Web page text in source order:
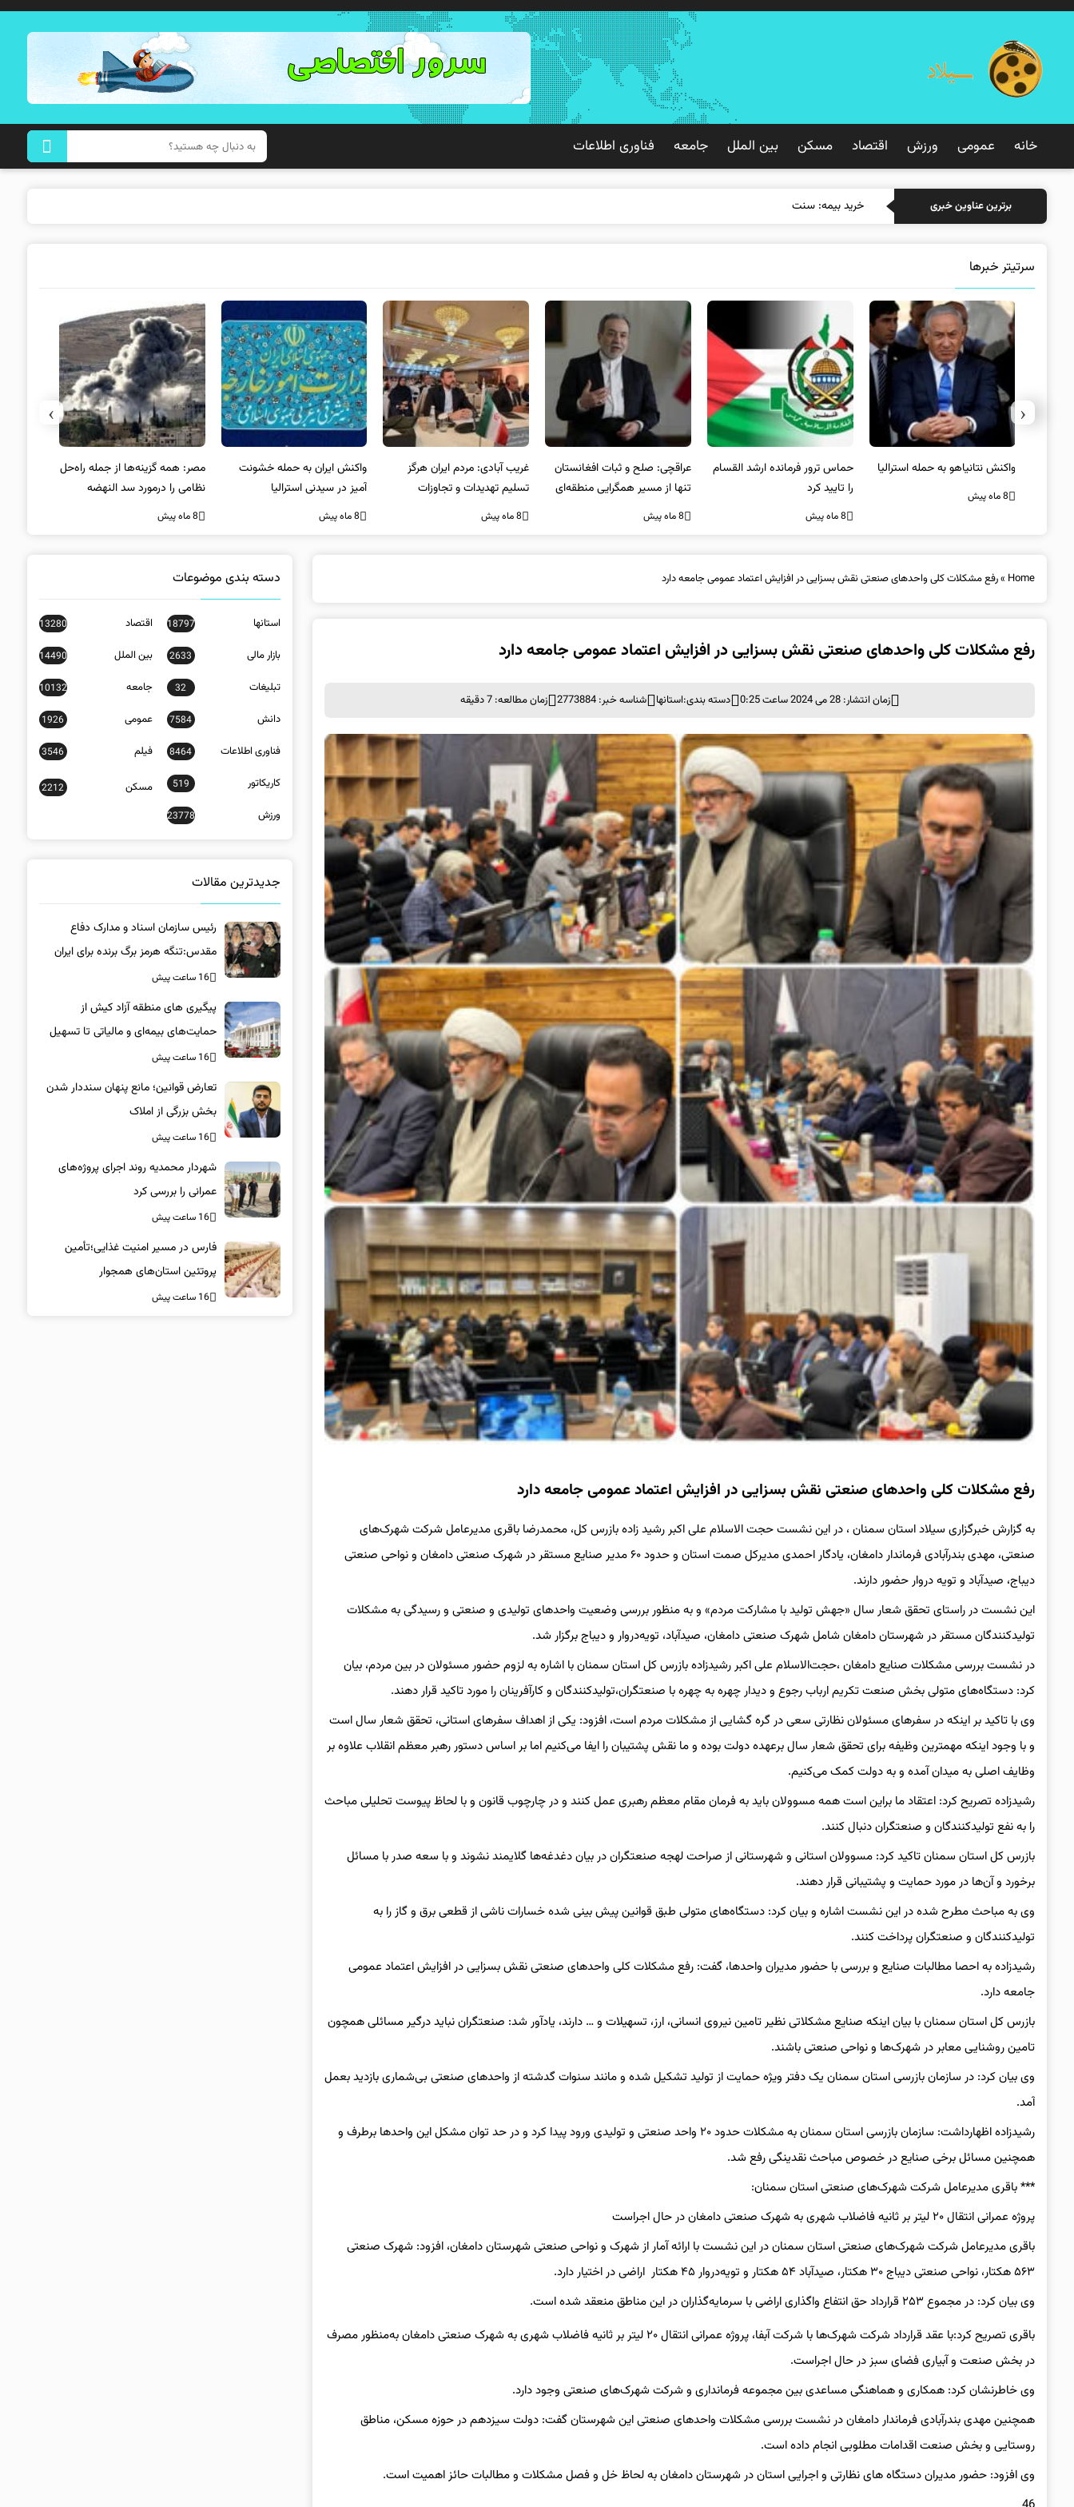
خانه عمومی ورزش اقتصاد مسکن بین الملل جامعه فناوری اطلاعات
برترین عناوین خبری خرید بیمه: سنتی یا آنلاین؟ کدامیک تجربه بهت
سرتیتر خبرها
واکنش نتانیاهو به حمله استرالیا
8 ماه پیش
حماس ترور فرمانده ارشد القسام
را تایید کرد
8 ماه پیش
عراقچی: صلح و ثبات افغانستان
تنها از مسیر همگرایی منطقه‌ای
محقق می‌شود
8 ماه پیش
غریب آبادی: مردم ایران هرگز
تسلیم تهدیدات و تجاوزات
نخواهند شد و متحد و منسجم
8 ماه پیش
واکنش ایران به حمله خشونت
آمیز در سیدنی استرالیا
8 ماه پیش
مصر: همه گزینه‌ها از جمله راه‌حل
نظامی را درمورد سد النهضه
بررسی می‌کنیم
8 ماه پیش
‹
›
Home
»رفع مشکلات کلی واحدهای صنعتی نقش بسزایی در افزایش اعتماد عمومی جامعه دارد
رفع مشکلات کلی واحدهای صنعتی نقش بسزایی در افزایش اعتماد عمومی جامعه دارد
زمان انتشار: 28 می 2024 ساعت 0:25 دسته بندی:استانها شناسه خبر: 2773884 زمان مطالعه: 7 دقیقه
رفع مشکلات کلی واحدهای صنعتی نقش بسزایی در افزایش اعتماد عمومی جامعه دارد
به گزارش خبرگزاری سیلاد استان سمنان ، در این نشست حجت الاسلام علی اکبر رشید زاده بازرس کل، محمدرضا باقری مدیرعامل شرکت شهرک‌های
صنعتی، مهدی بندرآبادی فرماندار دامغان، یادگار احمدی مدیرکل صمت استان و حدود ۶۰ مدیر صنایع مستقر در شهرک صنعتی دامغان و نواحی صنعتی
دیباج، صیدآباد و تویه دروار حضور دارند.
این نشست در راستای تحقق شعار سال «جهش تولید با مشارکت مردم» و به منظور بررسی وضعیت واحدهای تولیدی و صنعتی و رسیدگی به مشکلات
تولیدکنندگان مستقر در شهرستان دامغان شامل شهرک‌ صنعتی دامغان، صیدآباد، تویه‌دروار و دیباج برگزار شد.
در نشست بررسی مشکلات صنایع دامغان ،حجت‌الاسلام علی اکبر رشیدزاده بازرس کل استان سمنان با اشاره به لزوم حضور مسئولان در بین مردم، بیان
کرد: دستگاه‌های متولی بخش صنعت تکریم ارباب رجوع و دیدار چهره به چهره با صنعتگران،تولیدکنندگان و کارآفرینان را مورد تاکید قرار دهند.
وی با تاکید بر اینکه در سفرهای مسئولان نظارتی سعی در گره گشایی از مشکلات مردم است، افزود: یکی از اهداف سفرهای استانی، تحقق شعار سال است
و با وجود اینکه مهمترین وظیفه برای تحقق شعار سال برعهده دولت بوده و ما نقش پشتیبان را ایفا می‌کنیم اما بر اساس دستور رهبر معظم انقلاب علاوه بر
وظایف اصلی به میدان آمده و به دولت کمک می‌کنیم.
رشیدزاده تصریح کرد: اعتقاد ما براین است همه مسوولان باید به فرمان مقام معظم رهبری عمل کنند و در چارچوب قانون و با لحاظ پیوست تحلیلی مباحث
را به نفع تولیدکنندگان و صنعتگران دنبال کنند.
بازرس کل استان سمنان تاکید کرد: مسوولان استانی و شهرستانی از صراحت لهجه صنعتگران در بیان دغدغه‌ها گلایمند نشوند و با سعه صدر با مسائل
برخورد و آن‌ها در مورد حمایت و پشتیبانی قرار دهند.
وی به مباحث مطرح شده در این نشست اشاره و بیان کرد: دستگاه‌های متولی طبق قوانین پیش بینی شده خسارات ناشی از قطعی برق و گاز را به
تولیدکنندگان و صنعتگران پرداخت کنند.
رشیدزاده به احصا مطالبات صنایع و بررسی با حضور مدیران واحدها، گفت: رفع مشکلات کلی واحدهای صنعتی نقش بسزایی در افزایش اعتماد عمومی
جامعه دارد.
بازرس کل استان سمنان با بیان اینکه صنایع مشکلاتی نظیر تامین نیروی انسانی، ارز، تسهیلات و … دارند، یادآور شد: صنعتگران نباید درگیر مسائلی همچون
تامین روشنایی معابر در شهرک‌ها و نواحی صنعتی باشند.
وی بیان کرد: در سازمان بازرسی استان سمنان یک دفتر ویژه حمایت از تولید تشکیل شده و مانند سنوات گدشته از واحدهای صنعتی بی‌شماری بازدید بعمل
آمد.
رشیدزاده اظهارداشت: سازمان بازرسی استان سمنان به مشکلات حدود ۲۰ واحد صنعتی و تولیدی ورود پیدا کرد و در حد توان مشکل این واحدها برطرف و
همچنین مسائل برخی صنایع در خصوص مباحث نقدینگی رفع شد.
*** باقری مدیرعامل شرکت شهرک‌های‌ صنعتی استان سمنان:
پروژه عمرانی انتقال ۲۰ لیتر بر ثانیه فاضلاب شهری به شهرک صنعتی دامغان در حال اجراست
باقری مدیرعامل شرکت شهرک‌های‌ صنعتی استان سمنان در این نشست با ارائه‌ آمار از شهرک و نواحی صنعتی‌ شهرستان دامغان، افزود: شهرک صنعتی
۵۶۳ هکتار، نواحی صنعتی دیباج ۳۰ هکتار، صیدآباد ۵۴ هکتار و تویه‌دروار ۴۵ هکتار ‍ اراضی در اختیار دارد.
وی بیان کرد: در مجموع ۲۵۳ قرارداد حق انتفاع واگذاری اراضی با سرمایه‌گذاران در این مناطق منعقد شده است.
باقری تصریح کرد:با عقد قرارداد شرکت شهرک‌ها با شرکت آبفا، پروژه عمرانی انتقال ۲۰ لیتر بر ثانیه فاضلاب شهری به شهرک صنعتی دامغان به‌منظور مصرف
در بخش صنعت و آبیاری فضای سبز در حال اجراست.
وی خاطرنشان کرد: همکاری و هماهنگی مساعدی بین مجموعه فرمانداری و شرکت شهرک‌های صنعتی وجود دارد.
همچنین مهدی بندرآبادی فرماندار دامغان در نشست بررسی مشکلات واحدهای صنعتی این شهرستان گفت: دولت سیزدهم در حوزه مسکن، مناطق
روستایی و بخش صنعت اقدامات مطلوبی انجام داده است.
وی افزود: حضور مدیران دستگاه های نظارتی و اجرایی استان در شهرستان دامغان به لحاظ خل و فصل مشکلات و مطالبات حائز اهمیت است.
دسته بندی موضوعات
استانها 18797 اقتصاد 13280
بازار مالی 2633 بین الملل 14490
تبلیغات 32 جامعه 10132
دانش 7584 عمومی 1926
فناوری اطلاعات 8464 فیلم 3546
کاریکاتور 519 مسکن 2212
ورزش 23778
جدیدترین مقالات
رئیس سازمان اسناد و مدارک دفاع
مقدس:تنگه هرمز برگ برنده برای ایران
است
16 ساعت پیش
پیگیری های منطقه آزاد کیش از
حمایت‌های بیمه‌ای و مالیاتی تا تسهیل
خروج کالا
16 ساعت پیش
تعارض قوانین؛ مانع پنهان سنددار شدن
بخش بزرگی از املاک
16 ساعت پیش
شهردار محمدیه روند اجرای پروژه‌های
عمرانی را بررسی کرد
16 ساعت پیش
فارس در مسیر امنیت غذایی؛تأمین‌
پروتئین استان‌های همجوار
16 ساعت پیش